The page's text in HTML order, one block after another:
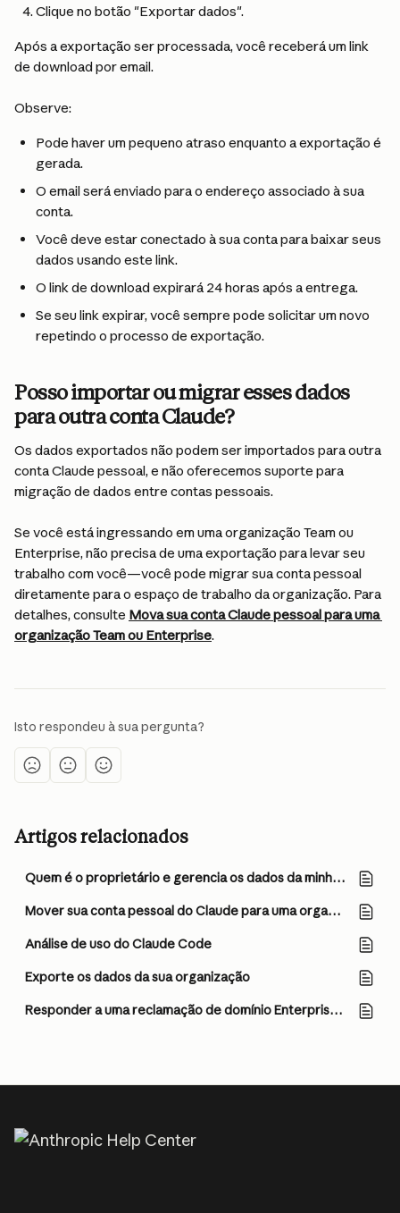
Clique no botão "Exportar dados".
Após a exportação ser processada, você receberá um link
de download por email.
Observe:
Pode haver um pequeno atraso enquanto a exportação é
gerada.
O email será enviado para o endereço associado à sua
conta.
Você deve estar conectado à sua conta para baixar seus
dados usando este link.
O link de download expirará 24 horas após a entrega.
Se seu link expirar, você sempre pode solicitar um novo
repetindo o processo de exportação.
Posso importar ou migrar esses dados
para outra conta Claude?
Os dados exportados não podem ser importados para outra
conta Claude pessoal, e não oferecemos suporte para
migração de dados entre contas pessoais.
Se você está ingressando em uma organização Team ou
Enterprise, não precisa de uma exportação para levar seu
trabalho com você—você pode migrar sua conta pessoal
diretamente para o espaço de trabalho da organização. Para
detalhes, consulte Mova sua conta Claude pessoal para uma
organização Team ou Enterprise.
Isto respondeu à sua pergunta?
Artigos relacionados
Quem é o proprietário e gerencia os dados da minha equipe?
Mover sua conta pessoal do Claude para uma organização Team ou Enterprise
Análise de uso do Claude Code
Exporte os dados da sua organização
Responder a uma reclamação de domínio Enterprise em sua conta Claude